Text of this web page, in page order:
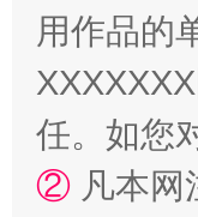
国家大学科
用作品的
任。如您
② 凡本网